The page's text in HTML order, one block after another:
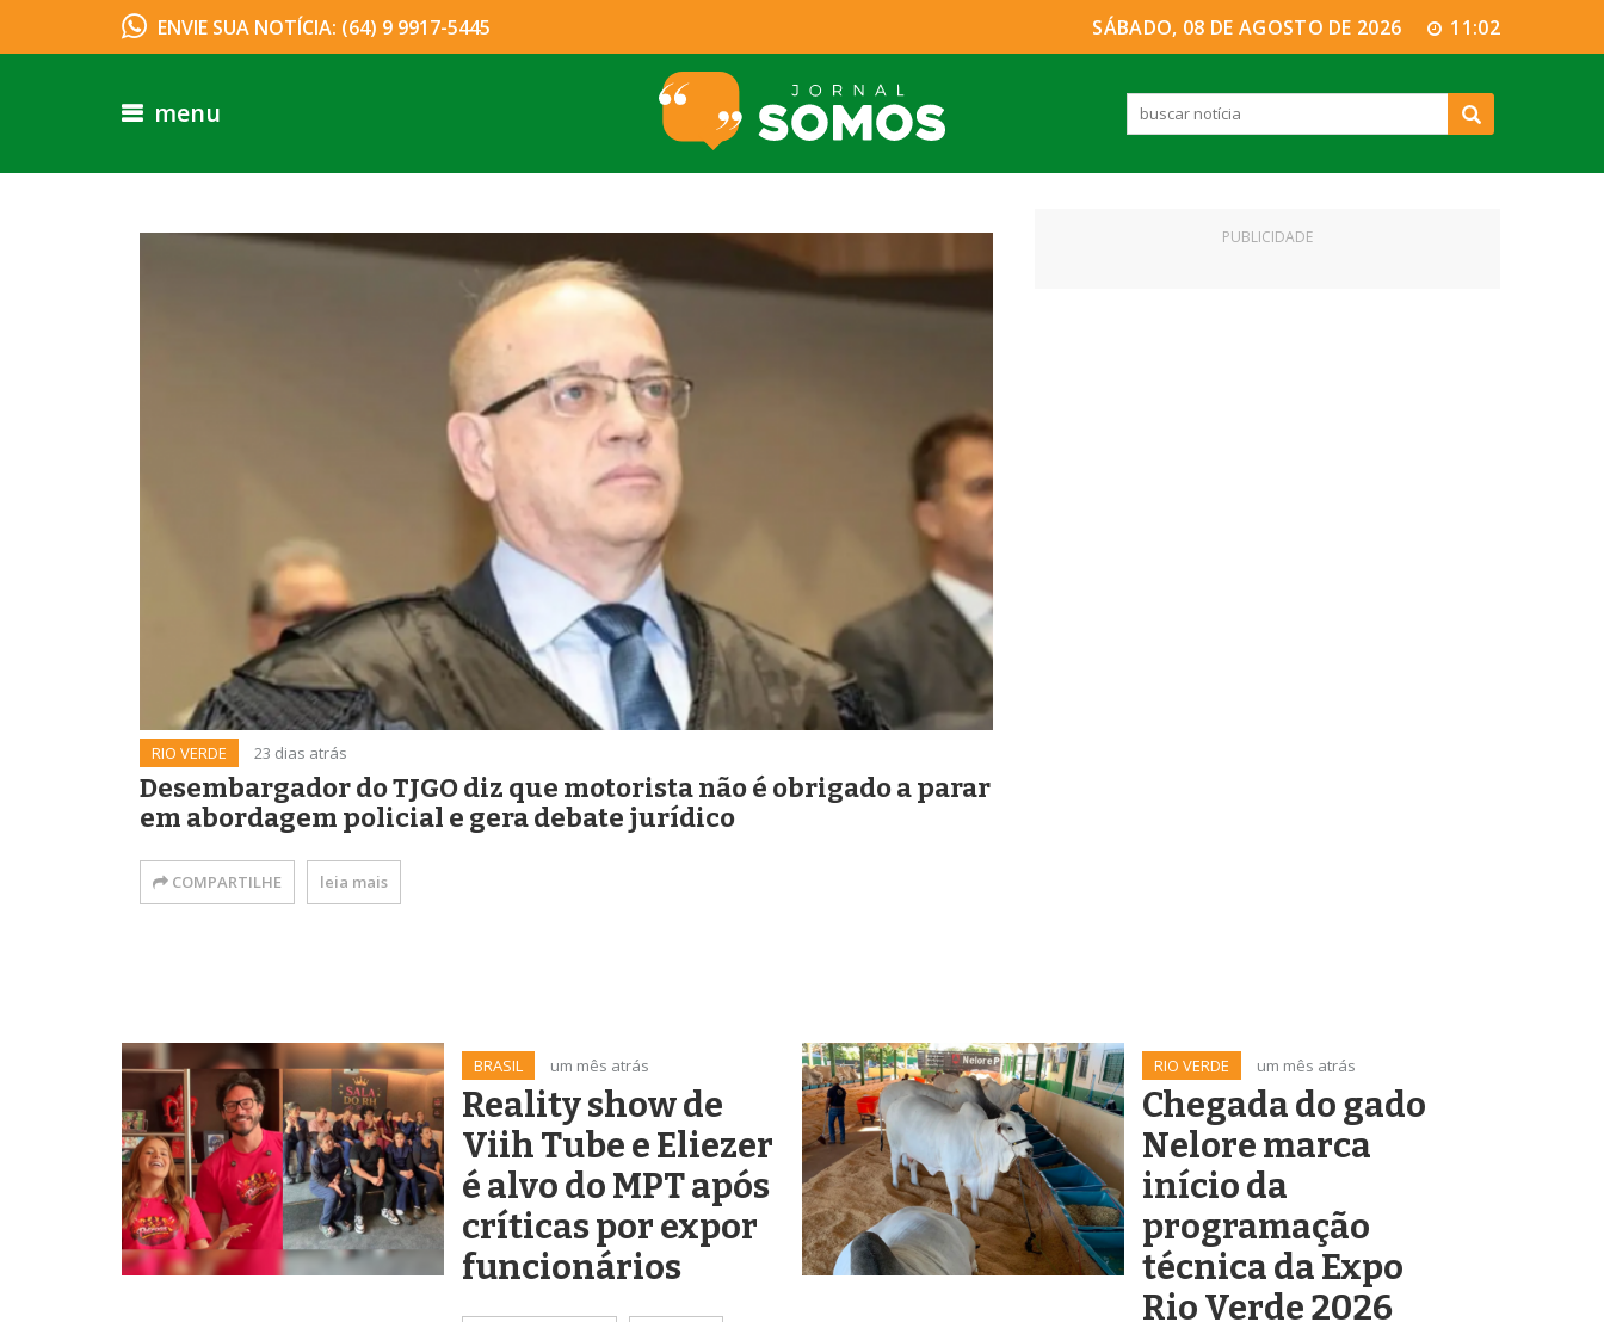
ENVIE SUA NOTÍCIA: (64) 9 9917-5445 SÁBADO, 08 DE AGOSTO DE 2026 11:02
menu
RIO VERDE 23 dias atrás
Desembargador do TJGO diz que motorista não é obrigado a parar
em abordagem policial e gera debate jurídico
COMPARTILHE leia mais
PUBLICIDADE
BRASIL um mês atrás
Reality show de
Viih Tube e Eliezer
é alvo do MPT após
críticas por expor
funcionários
RIO VERDE um mês atrás
Chegada do gado
Nelore marca
início da
programação
técnica da Expo
Rio Verde 2026